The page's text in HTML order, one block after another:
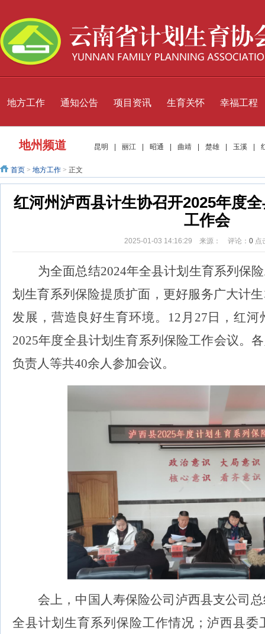
地方工作 通知公告 项目资讯 生育关怀 幸福工程
地州频道 昆明 丽江 昭通 曲靖 楚雄 玉溪
首页 > 地方工作 > 正文
红河州泸西县计生协召开2025年度
工作会
2025-01-03 14:16:29 来源： 评论： 0点
为全面总结2024年全县计划生育系列保险
划生育系列保险提质扩面，更好服务广大计
发展，营造良好生育环境。 12 月 27 日 ，红河
2025年度全县计划生育系列 保险工作会议。各
负责人等共40余人参加会议。
会上， 中国人寿保险公司 泸西县支公司
全县计划生育系列保险工作情况； 泸西县委